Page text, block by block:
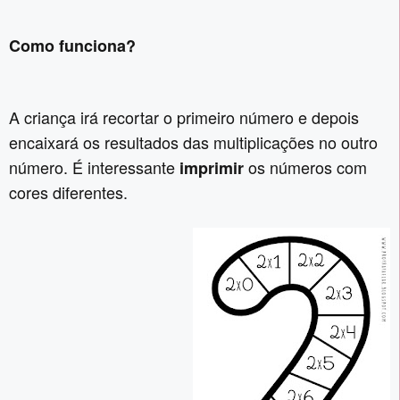
Como funciona?
A criança irá recortar o primeiro número e depois
encaixará os resultados das multiplicações no outro
número. É interessante imprimiros números com
cores diferentes.